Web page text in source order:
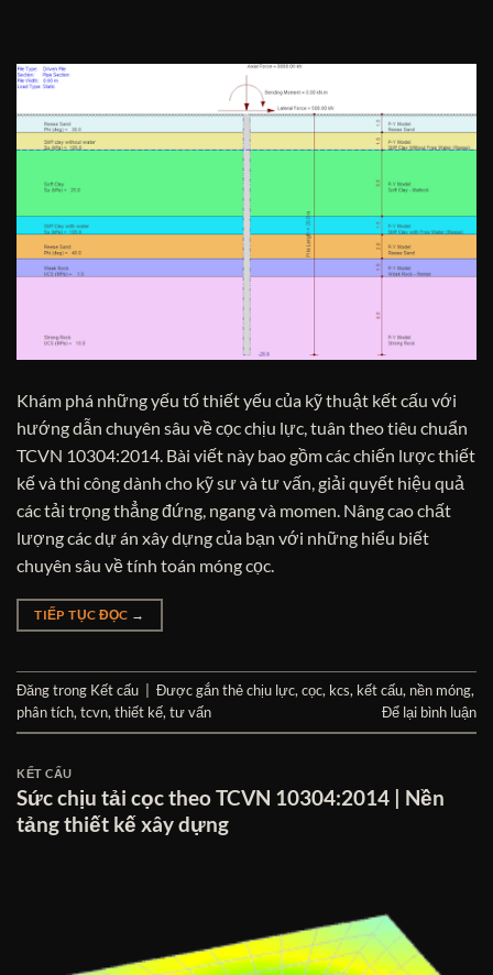
Khám phá những yếu tố thiết yếu của kỹ thuật kết cấu với
hướng dẫn chuyên sâu về cọc chịu lực, tuân theo tiêu chuẩn
TCVN 10304:2014. Bài viết này bao gồm các chiến lược thiết
kế và thi công dành cho kỹ sư và tư vấn, giải quyết hiệu quả
các tải trọng thẳng đứng, ngang và momen. Nâng cao chất
lượng các dự án xây dựng của bạn với những hiểu biết
chuyên sâu về tính toán móng cọc.
TIẾP TỤC ĐỌC →
Đăng trong Kết cấu Được gắn thẻchịu lực, cọc, kcs, kết cấu, nền móng,
phân tích, tcvn, thiết kế, tư vấn Để lại bình luận
KẾT CẤU
Sức chịu tải cọc theo TCVN 10304:2014 | Nền
tảng thiết kế xây dựng